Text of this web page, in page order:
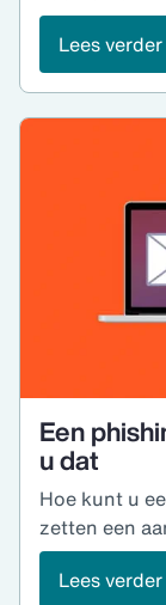
Lees verder
Een
u dat
Hoe kunt u
zetten een
Lees verder